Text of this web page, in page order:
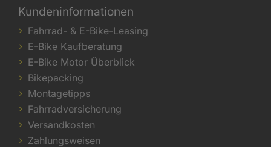
Kundeninformationen
Fahrrad- & E-Bike-Leasing
E-Bike Kaufberatung
E-Bike Motor Überblick
Bikepacking
Montagetipps
Fahrradversicherung
Versandkosten
Zahlungsweisen